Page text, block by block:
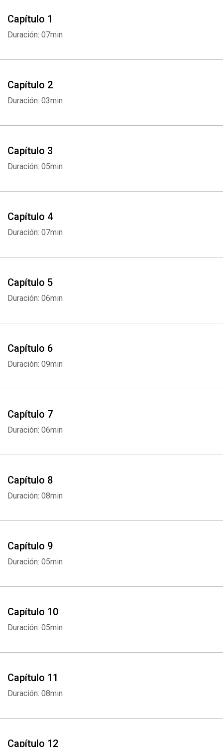
Capítulo 1
Duración: 07min
Capítulo 2
Duración: 03min
Capítulo 3
Duración: 05min
Capítulo 4
Duración: 07min
Capítulo 5
Duración: 06min
Capítulo 6
Duración: 09min
Capítulo 7
Duración: 06min
Capítulo 8
Duración: 08min
Capítulo 9
Duración: 05min
Capítulo 10
Duración: 05min
Capítulo 11
Duración: 08min
Capítulo 12